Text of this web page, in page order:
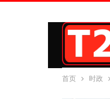
首页 时政